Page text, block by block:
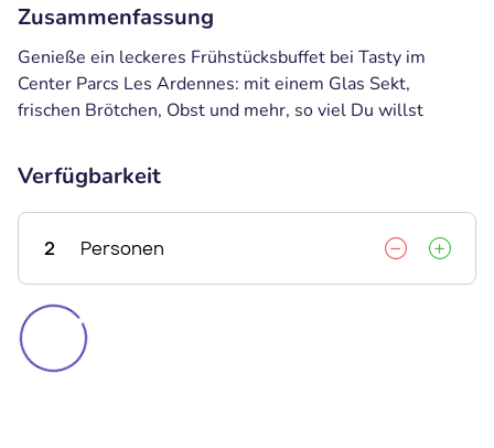
Zusammenfassung
Genieße ein leckeres Frühstücksbuffet bei Tasty im
Center Parcs Les Ardennes: mit einem Glas Sekt,
frischen Brötchen, Obst und mehr, so viel Du willst
Verfügbarkeit
2 Personen